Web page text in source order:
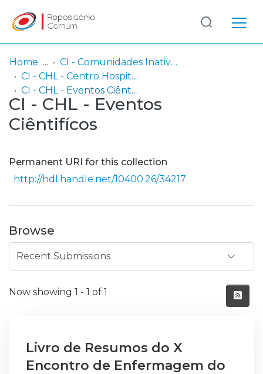
Communities
& Collections
Browse repository
Entities
Statistics
Log
In
(current)
Home
CI - Comunidades Inativas
CI - CHL - Centro Hospitalar de Leiria
CI - CHL - Eventos Ciêntifícos
CI - CHL - Eventos
Ciêntifícos
Permanent URI for this collection
http://hdl.handle.net/10400.26/34217
Browse
Recent Submissions
Now showing 1 - 1 of 1
Livro de Resumos do X
Encontro de Enfermagem do